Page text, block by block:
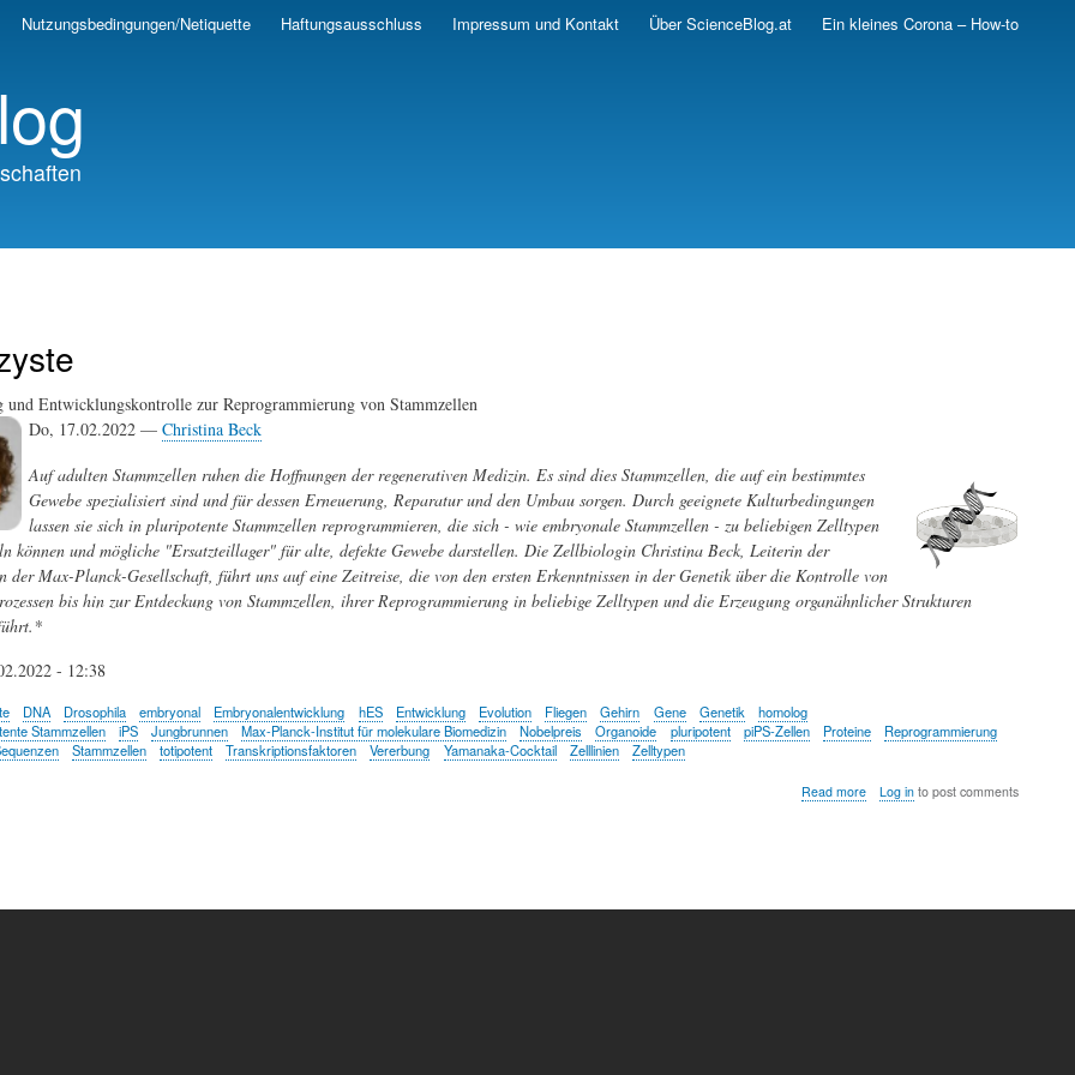
Skip
Nutzungsbedingungen/Netiquette Haftungsausschluss Impressum und Kontakt Über ScienceBlog.at Ein kleines Corona – How-to
und Entwicklungskontrolle zur Reprogrammierung von Stammzellen
Do, 17.02.2022 — Christina Beck
Auf adulten Stammzellen ruhen die Hoffnungen der regenerativen Medizin. Es sind dies Stammzellen, die auf ein bestimmtes
Gewebe spezialisiert sind und für dessen Erneuerung, Reparatur und den Umbau sorgen. Durch geeignete Kulturbedingungen
lassen sie sich in pluripotente Stammzellen reprogrammieren, die sich - wie embryonale Stammzellen - zu beliebigen Zelltypen
können und mögliche "Ersatzteillager" für alte, defekte Gewebe darstellen. Die Zellbiologin Christina Beck, Leiterin der
der Max-Planck-Gesellschaft, führt uns auf eine Zeitreise, die von den ersten Erkenntnissen in der Genetik über die Kontrolle von
bis hin zur Entdeckung von Stammzellen, ihrer Reprogrammierung in beliebige Zelltypen und die Erzeugung organähnlicher Strukturen
- 12:38
DNA Drosophila embryonal Embryonalentwicklung hES Entwicklung Evolution Fliegen Gehirn Gene Genetik
homolog
Stammzellen
iPS Jungbrunnen Max-Planck-Institut für molekulare Biomedizin Nobelpreis Organoide pluripotent piPS-Zellen Proteine
Reprogrammierung
Stammzellen totipotent Transkriptionsfaktoren Vererbung Yamanaka-Cocktail Zelllinien Zelltypen
Read moreabout
Log into post comments